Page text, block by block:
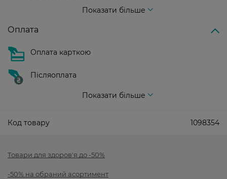
Показати більше
Оплата
Оплата карткою
Післяоплата
Показати більше
Код товару 1098354
Товари для здоров'я до -50%
-50% на обраний асортимент